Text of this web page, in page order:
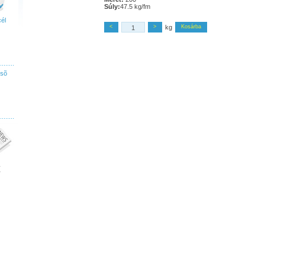
Súly:47.5 kg/fm
< > kg Kosárba